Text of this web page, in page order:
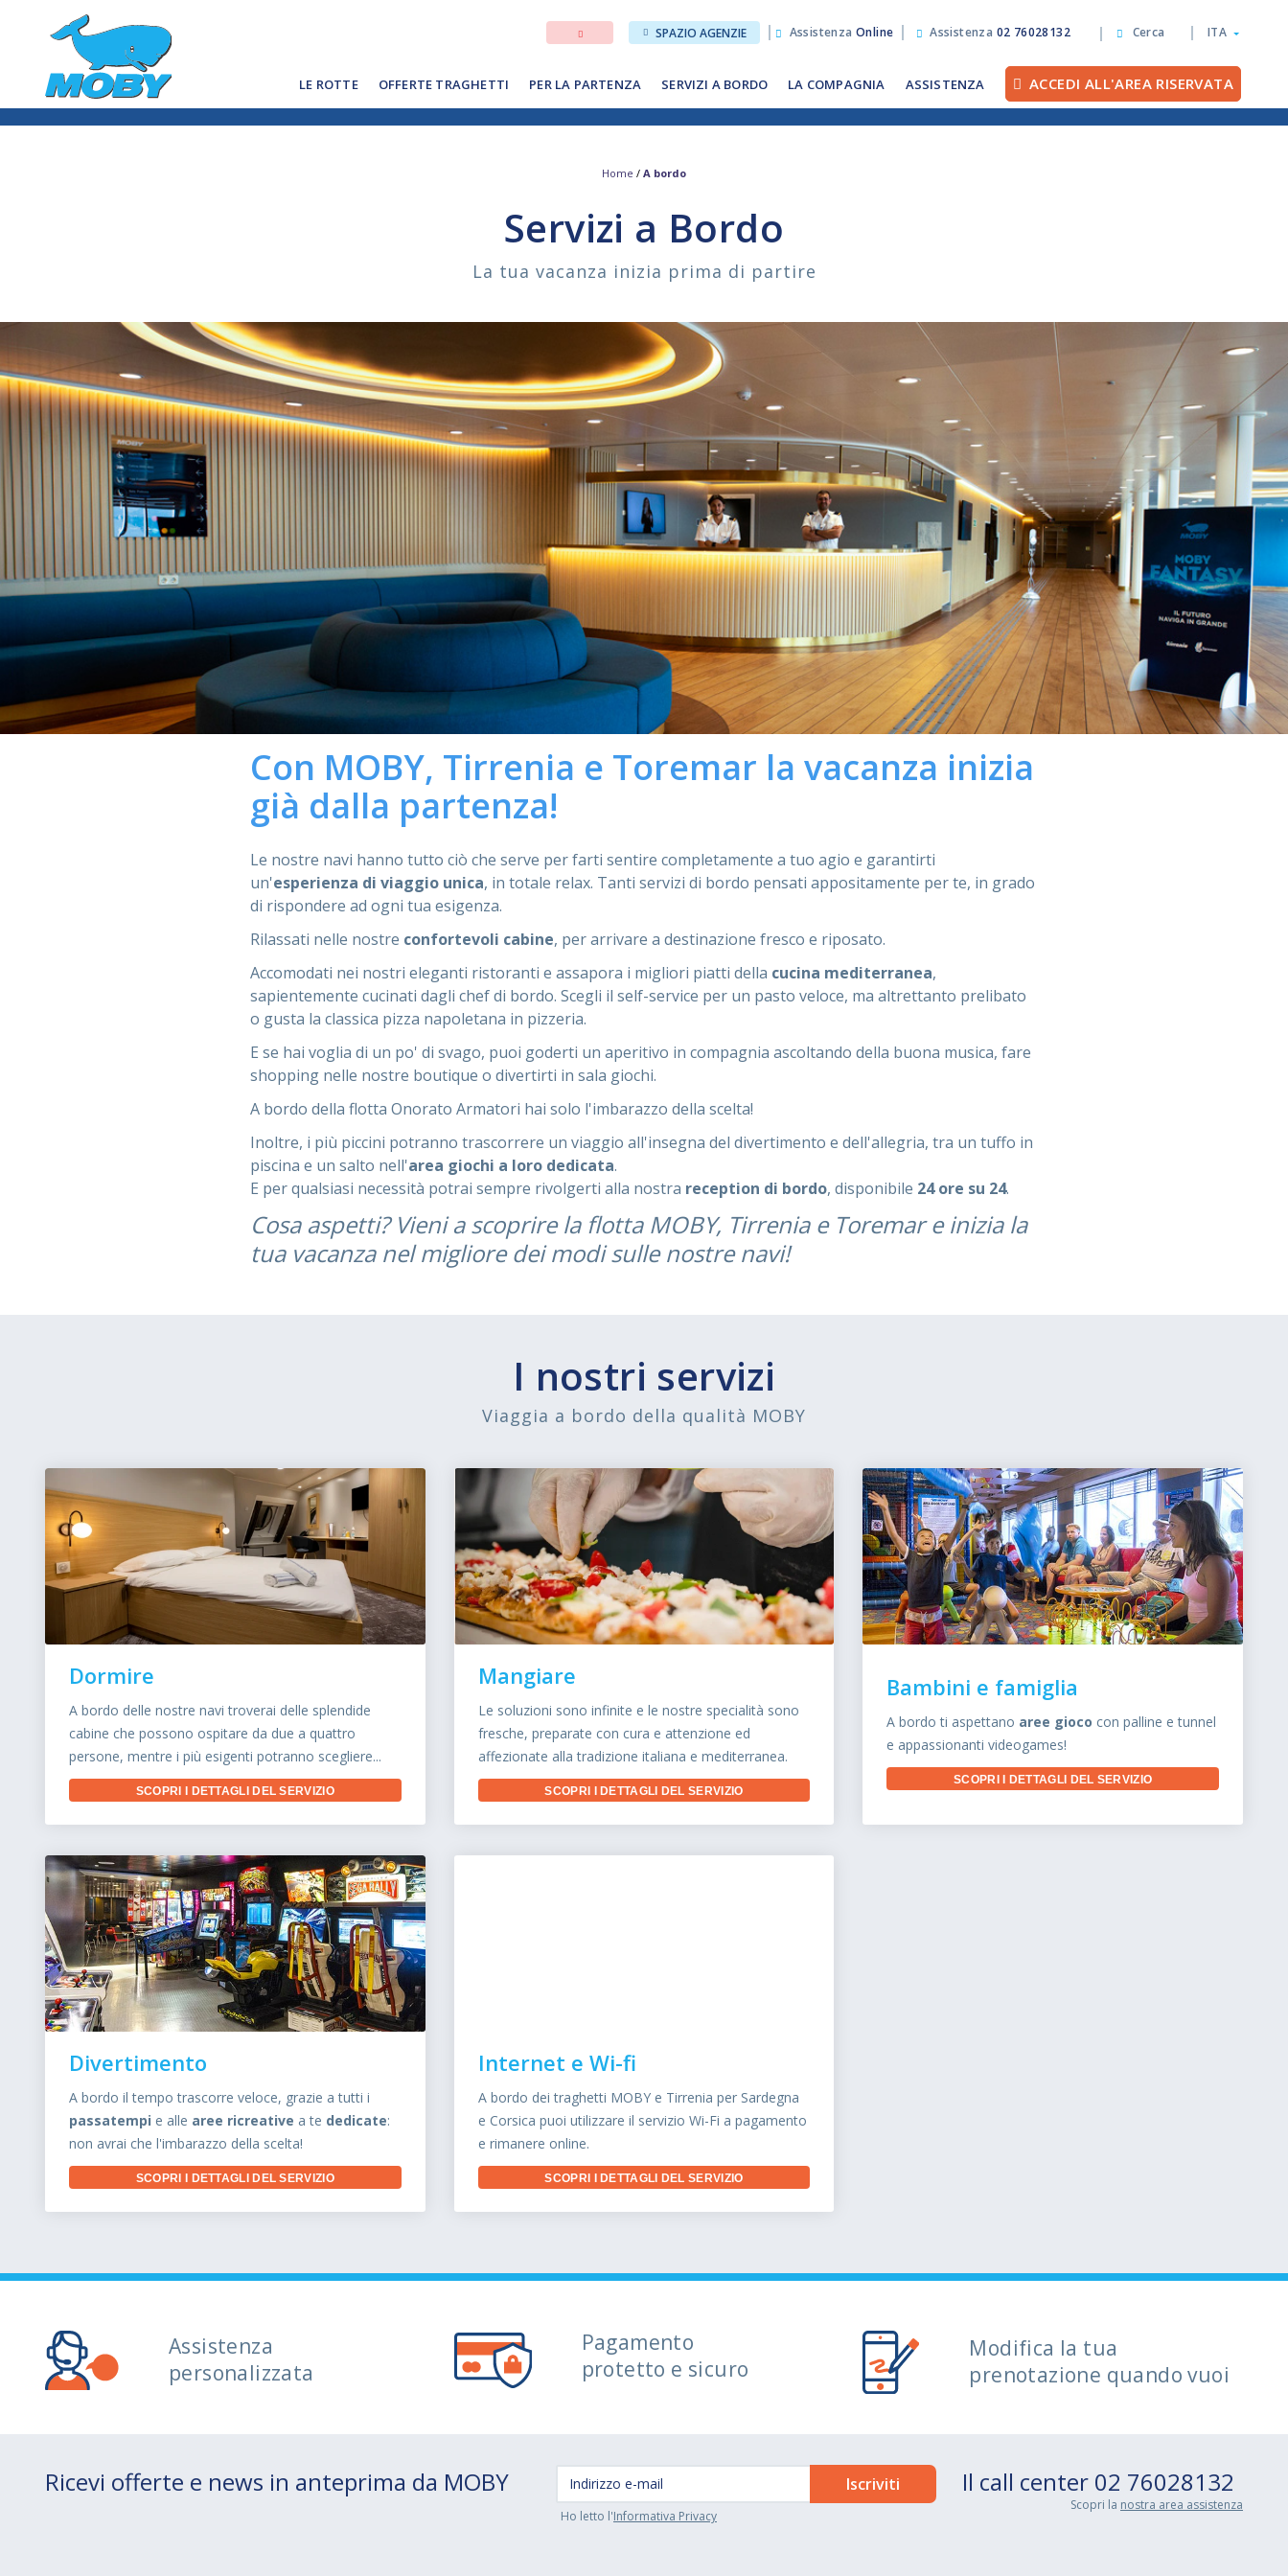
Cerca ITA
LE ROTTE OFFERTE TRAGHETTI PER LA PARTENZA SERVIZI A BORDO LA COMPAGNIA ASSISTENZA ACCEDI ALL'AREA RISERVATA
SPAZIO AGENZIE Assistenza Online Assistenza 02 76028132
Home / A bordo
Servizi a Bordo
La tua vacanza inizia prima di partire
Con MOBY, Tirrenia e Toremar la vacanza inizia
già dalla partenza!
Le nostre navi hanno tutto ciò che serve per farti sentire completamente a tuo agio e garantirti
un'esperienza di viaggio unica, in totale relax. Tanti servizi di bordo pensati appositamente per te, in grado
di rispondere ad ogni tua esigenza.
Rilassati nelle nostre confortevoli cabine, per arrivare a destinazione fresco e riposato.
Accomodati nei nostri eleganti ristoranti e assapora i migliori piatti della cucina mediterranea,
sapientemente cucinati dagli chef di bordo. Scegli il self-service per un pasto veloce, ma altrettanto prelibato
o gusta la classica pizza napoletana in pizzeria.
E se hai voglia di un po' di svago, puoi goderti un aperitivo in compagnia ascoltando della buona musica, fare
shopping nelle nostre boutique o divertirti in sala giochi.
A bordo della flotta Onorato Armatori hai solo l'imbarazzo della scelta!
Inoltre, i più piccini potranno trascorrere un viaggio all'insegna del divertimento e dell'allegria, tra un tuffo in
piscina e un salto nell'area giochi a loro dedicata.
E per qualsiasi necessità potrai sempre rivolgerti alla nostra reception di bordo, disponibile 24 ore su 24.
Cosa aspetti? Vieni a scoprire la flotta MOBY, Tirrenia e Toremar e inizia la
tua vacanza nel migliore dei modi sulle nostre navi!
I nostri servizi
Viaggia a bordo della qualità MOBY
Dormire
A bordo delle nostre navi troverai delle splendide
cabine che possono ospitare da due a quattro
persone, mentre i più esigenti potranno scegliere...
SCOPRI I DETTAGLI DEL SERVIZIO
Mangiare
Le soluzioni sono infinite e le nostre specialità sono
fresche, preparate con cura e attenzione ed
affezionate alla tradizione italiana e mediterranea.
SCOPRI I DETTAGLI DEL SERVIZIO
Bambini e famiglia
A bordo ti aspettano aree gioco con palline e tunnel
e appassionanti videogames!
SCOPRI I DETTAGLI DEL SERVIZIO
Divertimento
A bordo il tempo trascorre veloce, grazie a tutti i
passatempi e alle aree ricreative a te dedicate:
non avrai che l'imbarazzo della scelta!
SCOPRI I DETTAGLI DEL SERVIZIO
Internet e Wi-fi
A bordo dei traghetti MOBY e Tirrenia per Sardegna
e Corsica puoi utilizzare il servizio Wi-Fi a pagamento
e rimanere online.
SCOPRI I DETTAGLI DEL SERVIZIO
Assistenza
personalizzata
Pagamento
protetto e sicuro
Modifica la tua
prenotazione quando vuoi
Ricevi offerte e news in anteprima da MOBY
Ho letto l'Informativa Privacy
Il call center 02 76028132
Scopri la nostra area assistenza